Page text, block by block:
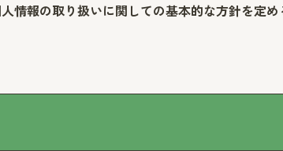
情報の取り扱いに関しての基本的な方針を定